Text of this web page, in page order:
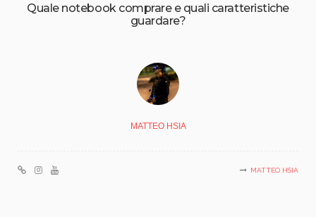
Quale notebook comprare e quali caratteristiche
guardare?
MATTEO HSIA
MATTEO HSIA